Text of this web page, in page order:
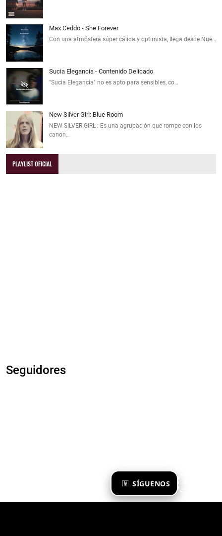
SÍGUENOS
Max Ceddo - She Forever
Con una atmósfera súper cálida y optimista, llega desde Nue…
Sucia Elegancia - Contenido Delicado
"Sucia Elegancia" no es apto para sensibles, co…
New Silver Girl: Blue Room
NEW SILVER GIRL : Es una agrupación que rompe con los
canon…
PLAYLIST OFICIAL
Seguidores